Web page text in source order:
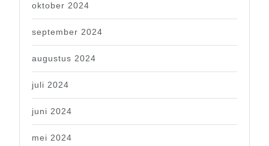
oktober 2024
september 2024
augustus 2024
juli 2024
juni 2024
mei 2024